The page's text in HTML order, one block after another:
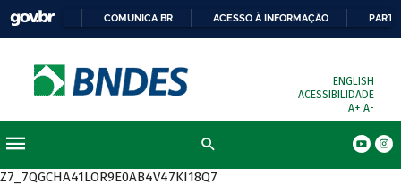
COMUNICA BR ACESSO À INFORMAÇÃO
ENGLISH
ACESSIBILIDADE
A+ A-
Z7_7QGCHA41LOR9E0AB4V47KI18Q7